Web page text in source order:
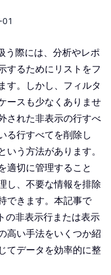
う際には、分析やレポ
するためにリストをフ
す。しかし、フィルタ
ースも少なくありませ
された非表示の行すべ
る行すべてを削除し
う方法があります。
適切に管理すること
し、不要な情報を排除
できます。本記事で
の非表示行または表示
高い手法をいくつか紹
てデータを効率的に整